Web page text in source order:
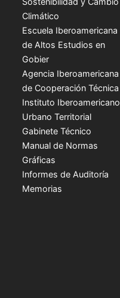
Climático
Escuela Iberoamericana
de Altos Estudios en
Gobier
Agencia Iberoamericana
de Cooperación Técnica
Instituto Iberoamericano
Urbano Territorial
Gabinete Técnico
Manual de Normas
Gráficas
Informes de Auditoría
Memorias